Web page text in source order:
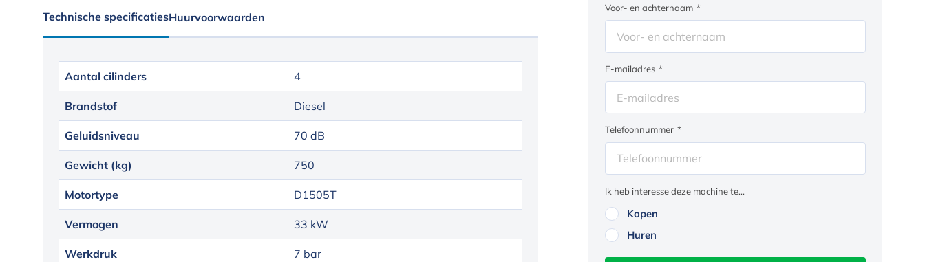
Technische specificatiesHuurvoorwaarden
Aantal cilinders 4
Brandstof Diesel
Geluidsniveau 70 dB
Gewicht (kg) 750
Motortype D1505T
Vermogen 33 kW
Werkdruk 7 bar
Voor- en achternaam *
E-mailadres *
Telefoonnummer *
Ik heb interesse deze machine te...
Kopen
Huren